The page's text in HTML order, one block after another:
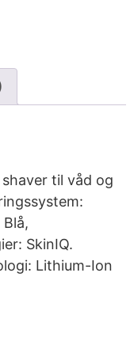
til våd og
SkinIQ.
Lithium-Ion